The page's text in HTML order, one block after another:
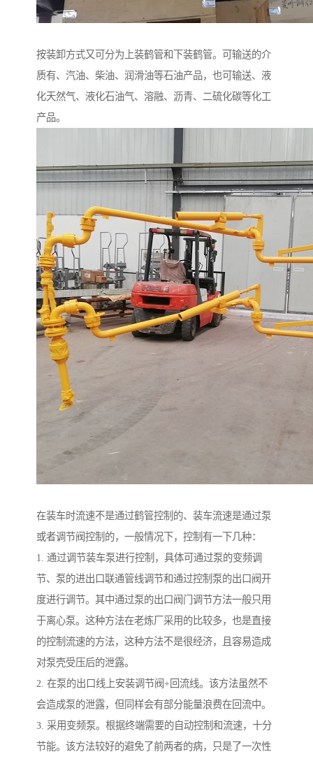
按装卸方式又可分为上装鹤管和下装鹤管。可输送的介
质有、汽油、柴油、润滑油等石油产品，也可输送、液
化天然气、液化石油气、溶融、沥青、二硫化碳等化工
产品。
在装车时流速不是通过鹤管控制的、装车流速是通过泵
或者调节阀控制的，一般情况下，控制有一下几种：
1. 通过调节装车泵进行控制，具体可通过泵的变频调
节、泵的进出口联通管线调节和通过控制泵的出口阀开
度进行调节。其中通过泵的出口阀门调节方法一般只用
于离心泵。这种方法在老炼厂采用的比较多，也是直接
的控制流速的方法，这种方法不是很经济，且容易造成
对泵壳受压后的泄露。
2. 在泵的出口线上安装调节阀+回流线。该方法虽然不
会造成泵的泄露，但同样会有部分能量浪费在回流中。
3. 采用变频泵。根据终端需要的自动控制和流速，十分
节能。该方法较好的避免了前两者的病，只是了一次性